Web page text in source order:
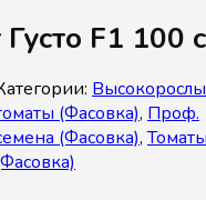
F1 100
(Фасовка), Проф.
(Фасовка),Томаты